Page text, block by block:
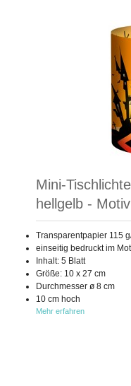
Mini-
hellgelb -
Transparentpapier 115
einseitig bedruckt im
Inhalt: 5 Blatt
Größe: 10 x 27 cm
Durchmesser ø 8 cm
10 cm hoch
Mehr erfahren